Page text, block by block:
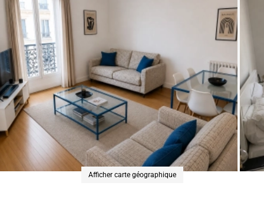
Afficher carte géographique